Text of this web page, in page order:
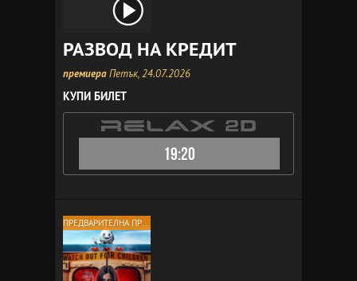
РАЗВОД НА КРЕДИТ
премиераПетък, 24.07.2026
КУПИ БИЛЕТ
19:20
ПРЕДВАРИТЕЛНА ПРОДАЖБА